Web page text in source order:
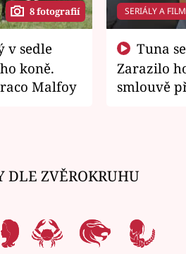
8 fotografií
koně.
Malfoy
SERIÁLY A
Zarazilo
smlouvě
DLE ZVĚROKRUHU